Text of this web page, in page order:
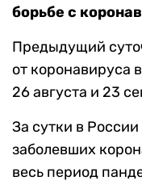
борьбе с
Предыдущий
от коронавируса
26 августа и 23
За сутки в
заболевших
весь период